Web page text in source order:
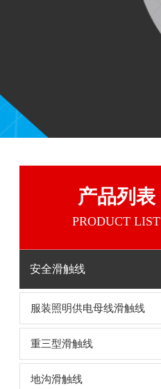
产品列表
PRODUCT LIST
安全滑触线
服装照明供电母线滑触线
重三型滑触线
地沟滑触线